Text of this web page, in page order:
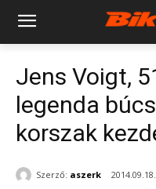
Jens Voigt,
legenda
korszak
Szerző: aszerk 2014.09.18.